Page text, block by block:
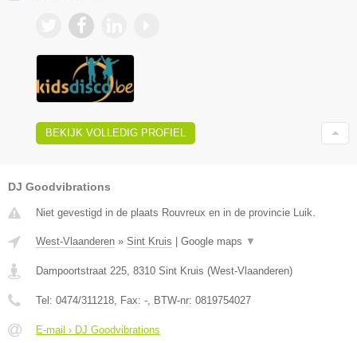
BEKIJK VOLLEDIG PROFIEL
DJ Goodvibrations
Niet gevestigd in de plaats Rouvreux en in de provincie Luik.
West-Vlaanderen » Sint Kruis Google maps ▼
Dampoortstraat 225, 8310 Sint Kruis (West-Vlaanderen)
Tel: 0474/311218, Fax: -, BTW-nr: 0819754027
E-mail › DJ Goodvibrations